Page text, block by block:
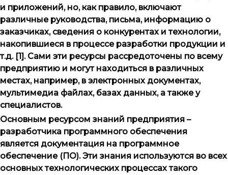
и приложений, но, как правило, включают
различные руководства, письма, информацию о
заказчиках, сведения о конкурентах и технологии,
накопившиеся в процессе разработки продукции и
т.д. [1]. Сами эти ресурсы рассредоточены по всему
предприятию и могут находиться в различных
местах, например, в электронных документах,
мультимедиа файлах, базах данных, а также у
специалистов.
Основным ресурсом знаний предприятия –
разработчика программного обеспечения
является документация на программное
обеспечение (ПО). Эти знания используются во всех
основных технологических процессах такого